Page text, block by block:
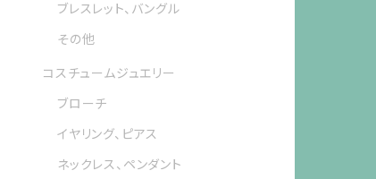
ブレスレット、バングル
その他
コスチュームジュエリー
ブローチ
イヤリング、ピアス
ネックレス、ペンダント